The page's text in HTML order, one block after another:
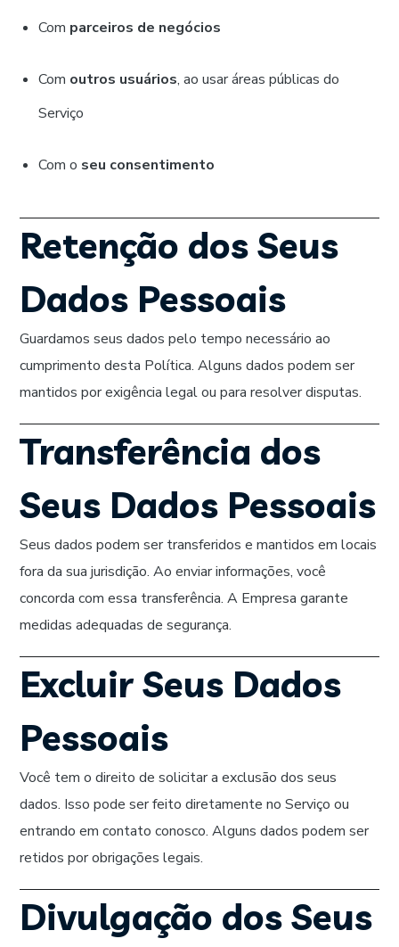
Com parceiros de negócios
Com outros usuários, ao usar áreas públicas do
Serviço
Com o seu consentimento
Retenção dos Seus
Dados Pessoais
Guardamos seus dados pelo tempo necessário ao
cumprimento desta Política. Alguns dados podem ser
mantidos por exigência legal ou para resolver disputas.
Transferência dos
Seus Dados Pessoais
Seus dados podem ser transferidos e mantidos em locais
fora da sua jurisdição. Ao enviar informações, você
concorda com essa transferência. A Empresa garante
medidas adequadas de segurança.
Excluir Seus Dados
Pessoais
Você tem o direito de solicitar a exclusão dos seus
dados. Isso pode ser feito diretamente no Serviço ou
entrando em contato conosco. Alguns dados podem ser
retidos por obrigações legais.
Divulgação dos Seus